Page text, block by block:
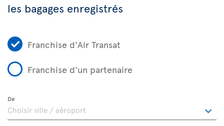
les bagages enregistrés
Franchise d'Air Transat
Franchise d'un partenaire
De